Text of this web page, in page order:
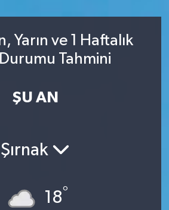
Yarın ve 1 Haftalık
Tahmini
ŞU AN
Şırnak
18°
Durumu ve Fikstür